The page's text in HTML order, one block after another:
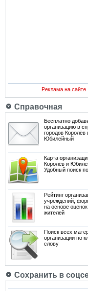
Реклама на сайте
Справочная
Бесплатно
организацию в
городов Королёв
Юбилейный
Карта
Королёв и
Удобный поиск
Рейтинг
учреждений,
на основе
жителей
Поиск всех
организации по
слову
Сохранить в